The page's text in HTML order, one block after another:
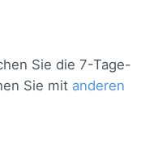
Sie die 7-Tage-
Sie mit anderen